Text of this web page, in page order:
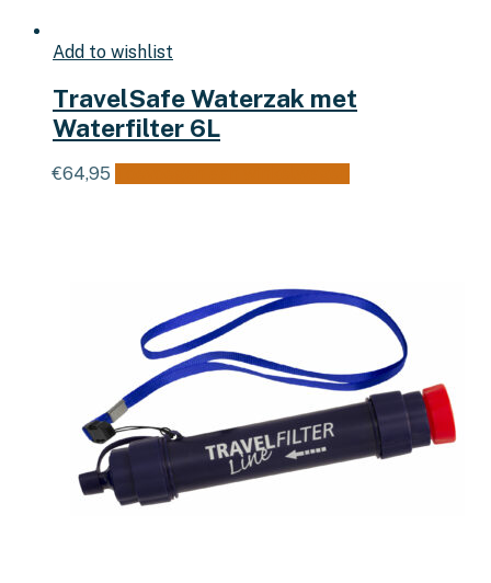
Add to wishlist
TravelSafe Waterzak met
Waterfilter 6L
€64,95